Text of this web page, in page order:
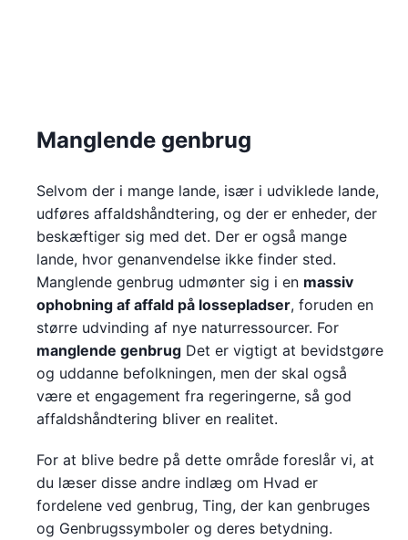
Manglende genbrug
Selvom der i mange lande, især i udviklede lande,
udføres affaldshåndtering, og der er enheder, der
beskæftiger sig med det. Der er også mange
lande, hvor genanvendelse ikke finder sted.
Manglende genbrug udmønter sig i en massiv
ophobning af affald på lossepladser, foruden en
større udvinding af nye naturressourcer. For
manglende genbrug Det er vigtigt at bevidstgøre
og uddanne befolkningen, men der skal også
være et engagement fra regeringerne, så god
affaldshåndtering bliver en realitet.
For at blive bedre på dette område foreslår vi, at
du læser disse andre indlæg om Hvad er
fordelene ved genbrug, Ting, der kan genbruges
og Genbrugssymboler og deres betydning.